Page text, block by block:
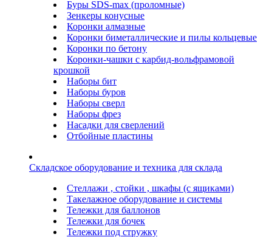
Буры SDS-max (проломные)
Зенкеры конусные
Коронки алмазные
Коронки биметаллические и пилы кольцевые
Коронки по бетону
Коронки-чашки с карбид-вольфрамовой
крошкой
Наборы бит
Наборы буров
Наборы сверл
Наборы фрез
Насадки для сверлений
Отбойные пластины
Складское оборудование и техника для склада
Стеллажи , стойки , шкафы (с ящиками)
Такелажное оборудование и системы
Тележки для баллонов
Тележки для бочек
Тележки под стружку